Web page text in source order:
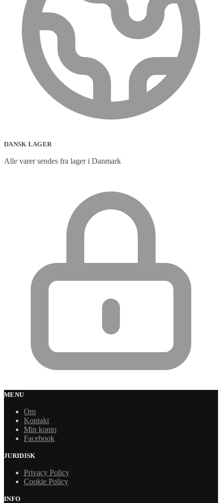
DANSK LAGER
Alle varer sendes fra lager i Danmark
MENU
Om
Kontakt
Min konto
Facebook
JURIDISK
Privacy Policy
Cookie Policy
INFO